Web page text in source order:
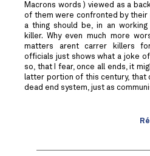
Macrons words ) viewed as a
of them were confronted by their
a thing should be, in an
killer. Why even much more
matters arent carrer killers
officials just shows what a joke
so, that I fear, once all ends, it
latter portion of this century, that
dead end system, just as